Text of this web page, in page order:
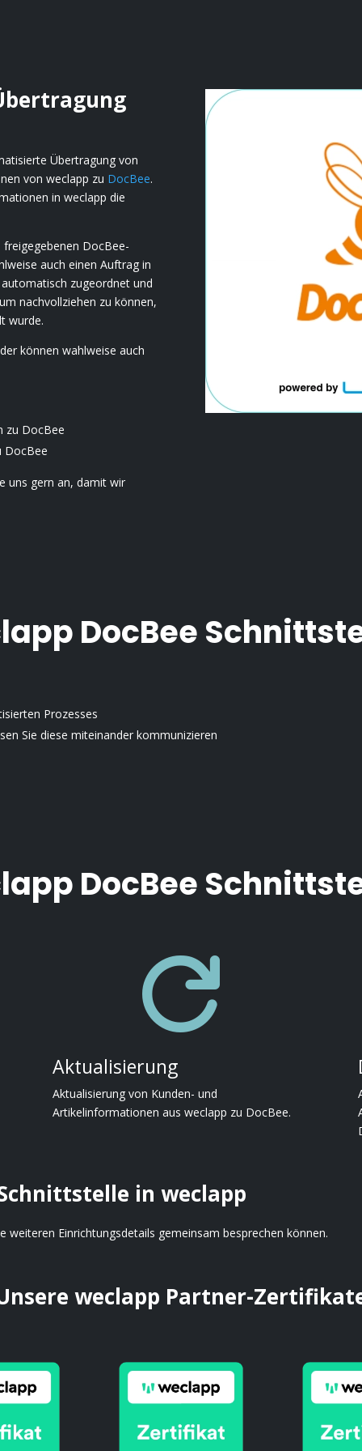
Übertragung von
von weclapp zu DocBee.
in weclapp die
DocBee-
auch einen Auftrag in
zugeordnet und
nachvollziehen zu können,
wurde.
können wahlweise auch
zu DocBee
DocBee
uns gern an, damit wir
DocBee
Prozesses
Sie diese miteinander kommunizieren
DocBee

Aktualisierung
Aktualisierung von Kunden- und
Artikelinformationen aus weclapp zu DocBee.
in weclapp
Einrichtungsdetails gemeinsam besprechen können.
weclapp Partner-